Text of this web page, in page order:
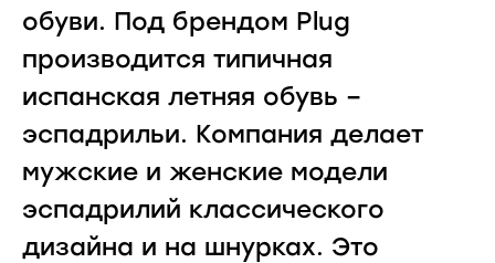
обуви. Под брендом Plug
производится типичная
испанская летняя обувь –
эспадрильи. Компания делает
мужские и женские модели
эспадрилий классического
дизайна и на шнурках. Это